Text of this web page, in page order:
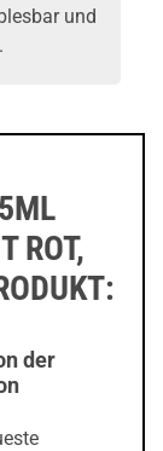
und
ROT,
der